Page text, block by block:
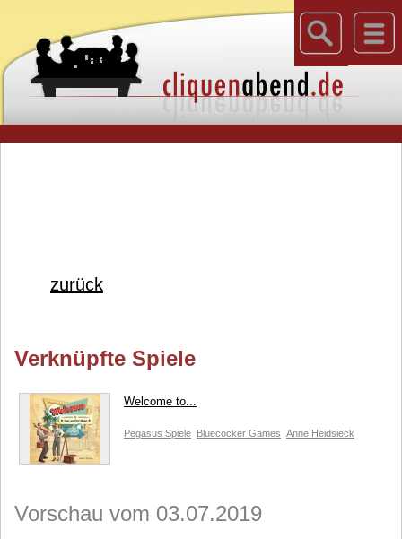
zurück
Verknüpfte Spiele
Welcome to...
Pegasus Spiele Bluecocker Games Anne Heidsieck
Vorschau vom 03.07.2019